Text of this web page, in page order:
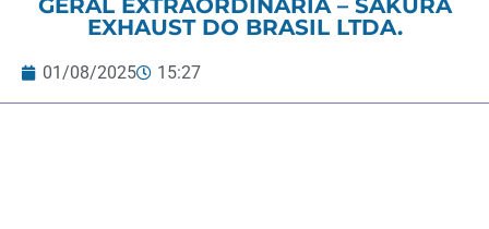
EXHAUST DO BRASIL LTDA.
01/08/2025 15:27